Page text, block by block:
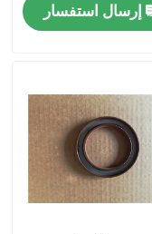
إرسال استفسار